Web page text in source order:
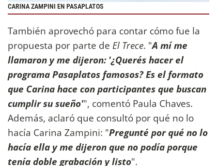
CARINA ZAMPINI EN PASAPLATOS
También aprovechó para contar cómo fue la
propuesta por parte de El Trece. "A mí me
llamaron y me dijeron: '¿Querés hacer el
programa Pasaplatos famosos? Es el formato
que Carina hace con participantes que buscan
cumplir su sueño'", comentó Paula Chaves.
Además, aclaró que consultó por qué no lo
hacía Carina Zampini: "Pregunté por qué no lo
hacía ella y me dijeron que no podía porque
tenía doble grabación y listo".